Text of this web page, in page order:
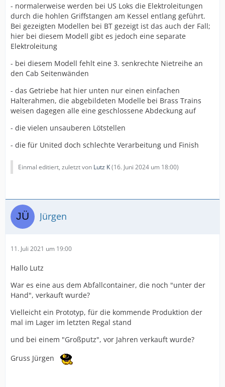
- normalerweise werden bei US Loks die Elektroleitungen
durch die hohlen Griffstangen am Kessel entlang geführt.
Bei gezeigten Modellen bei BT gezeigt ist das auch der Fall;
hier bei diesem Modell gibt es jedoch eine separate
Elektroleitung
- bei diesem Modell fehlt eine 3. senkrechte Nietreihe an
den Cab Seitenwänden
- das Getriebe hat hier unten nur einen einfachen
Halterahmen, die abgebildeten Modelle bei Brass Trains
weisen dagegen alle eine geschlossene Abdeckung auf
- die vielen unsauberen Lötstellen
- die für United doch schlechte Verarbeitung und Finish
Einmal editiert, zuletzt von Lutz K(16. Juni 2024 um 18:00)
Jürgen
11. Juli 2021 um 19:00
Hallo Lutz
War es eine aus dem Abfallcontainer, die noch "unter der
Hand", verkauft wurde?
Vielleicht ein Prototyp, für die kommende Produktion der
mal im Lager im letzten Regal stand
und bei einem "Großputz", vor Jahren verkauft wurde?
Gruss Jürgen